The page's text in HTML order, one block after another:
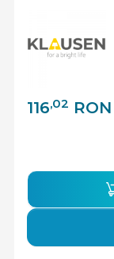
116,02 RON